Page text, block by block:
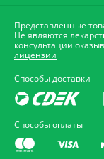
Представленные
Не являются
консультации
лицензии
Способы доставки
Способы оплаты